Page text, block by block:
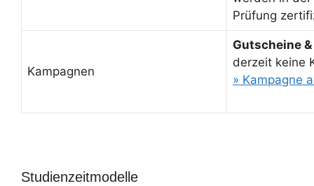
Prüfung
Kampagnen
Gutscheine
derzeit keine
» Kampagne
Studienzeitmodelle